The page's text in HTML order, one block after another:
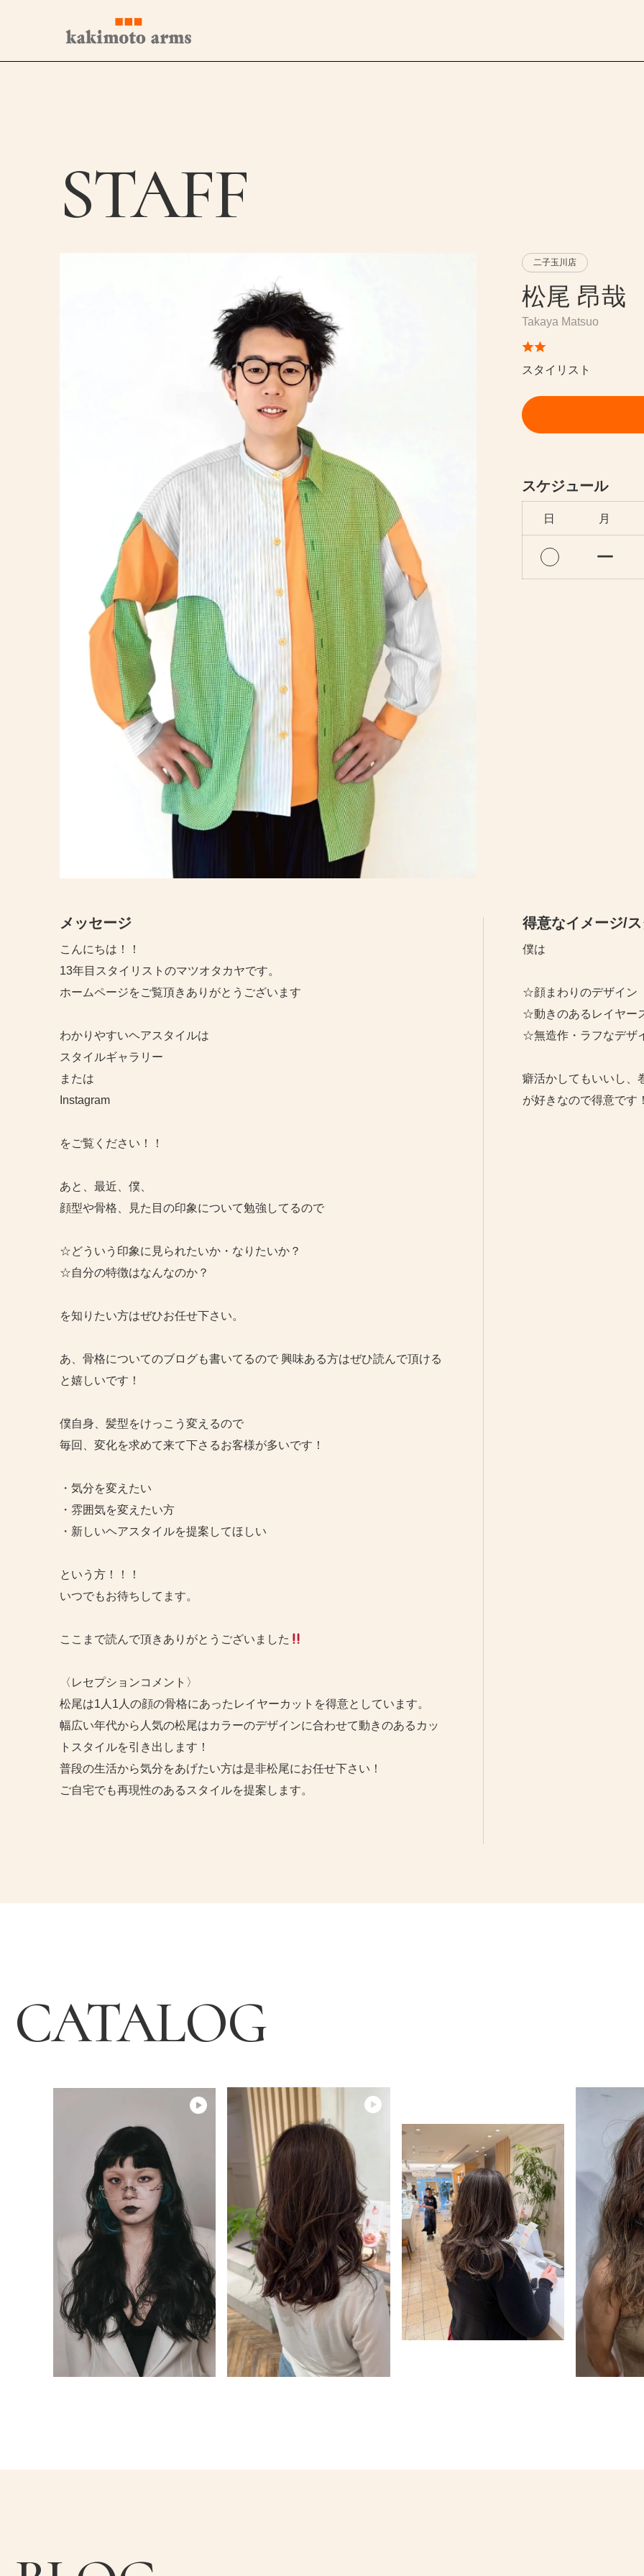
へ
STAFF
二子玉川店
松尾 昂哉
Takaya Matsuo
スタイリスト
スケジュール
日 月
ー
メッセージ
こんにちは！！
13年目スタイリストのマツオタカヤです。
ホームページをご覧頂きありがとうございます
わかりやすいヘアスタイルは
スタイルギャラリー
または
Instagram
をご覧ください！！
あと、最近、僕、
顔型や骨格、見た目の印象について勉強してるので
☆どういう印象に見られたいか・なりたいか？
☆自分の特徴はなんなのか？
を知りたい方はぜひお任せ下さい。
あ、骨格についてのブログも書いてるので 興味ある方はぜひ読んで頂ける
と嬉しいです！
僕自身、髪型をけっこう変えるので
毎回、変化を求めて来て下さるお客様が多いです！
⁡・気分を変えたい
・雰囲気を変えたい方
・新しいヘアスタイルを提案してほしい
という方！！！
いつでもお待ちしてます。
ここまで読んで頂きありがとうございました
〈レセプションコメント〉
松尾は1人1人の顔の骨格にあったレイヤーカットを得意としています。
幅広い年代から人気の松尾はカラーのデザインに合わせて動きのあるカッ
トスタイルを引き出します！
普段の生活から気分をあげたい方は是非松尾にお任せ下さい！
ご自宅でも再現性のあるスタイルを提案します。
得意なイメージ/
僕は
☆顔まわりのデザイン
☆動きのあるレイヤー
☆無造作・ラフなデザ
癖活かしてもいいし、
が好きなので得意です
CATALOG